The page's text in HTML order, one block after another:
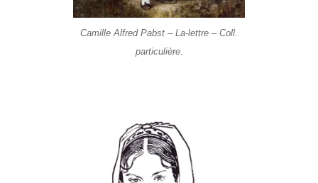
Camille Alfred Pabst – La-lettre – Coll.
particulière.